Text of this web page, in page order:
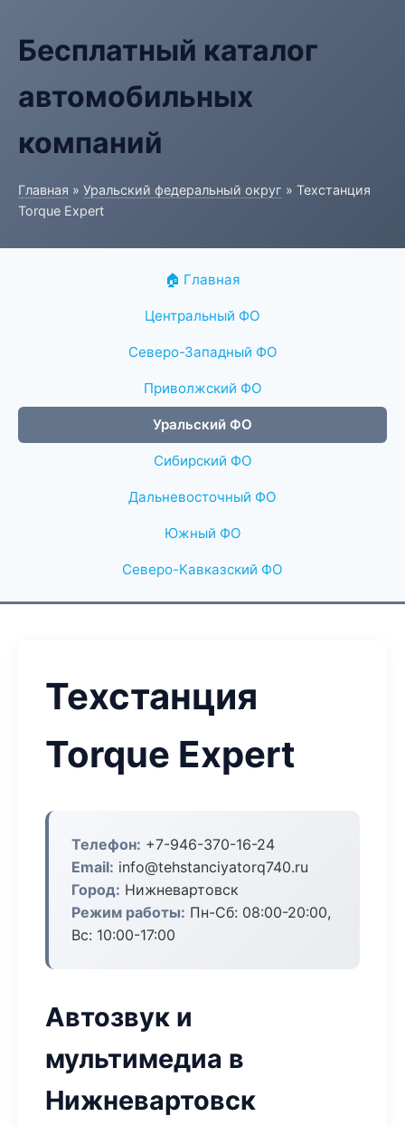
Бесплатный каталог
автомобильных
компаний
Главная » Уральский федеральный округ » Техстанция
Torque Expert
🏠 Главная
Центральный ФО
Северо-Западный ФО
Приволжский ФО
Уральский ФО
Сибирский ФО
Дальневосточный ФО
Южный ФО
Северо-Кавказский ФО
Техстанция
Torque Expert
Телефон: +7-946-370-16-24
Email: info@tehstanciyatorq740.ru
Город: Нижневартовск
Режим работы: Пн-Сб: 08:00-20:00,
Вс: 10:00-17:00
Автозвук и
мультимедиа в
Нижневартовск